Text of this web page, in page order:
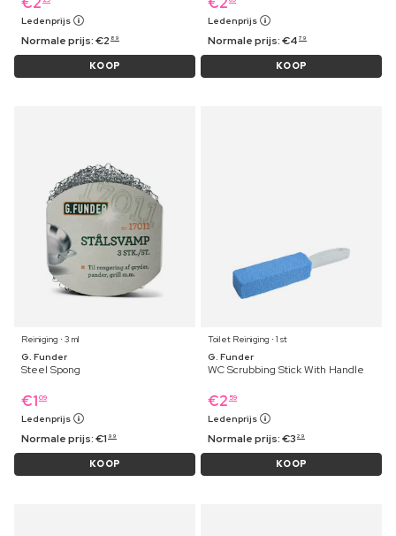
Ledenprijs
Normale prijs:€2 89
KOOP
Ledenprijs
Normale prijs:€4 79
KOOP
Reiniging ⋅ 3 ml
G. Funder
Steel Spong
€1 09
Ledenprijs
Normale prijs:€1 99
KOOP
Toilet Reiniging ⋅ 1 st
G. Funder
WC Scrubbing Stick With Handle
€2 59
Ledenprijs
Normale prijs:€3 29
KOOP